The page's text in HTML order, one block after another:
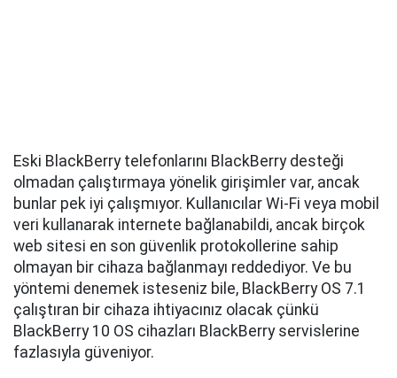
Eski BlackBerry telefonlarını BlackBerry desteği
olmadan çalıştırmaya yönelik girişimler var, ancak
bunlar pek iyi çalışmıyor. Kullanıcılar Wi-Fi veya mobil
veri kullanarak internete bağlanabildi, ancak birçok
web sitesi en son güvenlik protokollerine sahip
olmayan bir cihaza bağlanmayı reddediyor. Ve bu
yöntemi denemek isteseniz bile, BlackBerry OS 7.1
çalıştıran bir cihaza ihtiyacınız olacak çünkü
BlackBerry 10 OS cihazları BlackBerry servislerine
fazlasıyla güveniyor.